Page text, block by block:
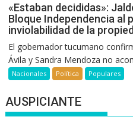
«Estaban decididas»:
Bloque Independencia al
inviolabilidad de la
El gobernador tucumano
Ávila y Sandra Mendoza no
Nacionales Política Populares
AUSPICIANTE